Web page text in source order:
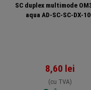
SC duplex multimode
aqua AD-SC-SC-DX-
8,60 lei
(cu TVA)